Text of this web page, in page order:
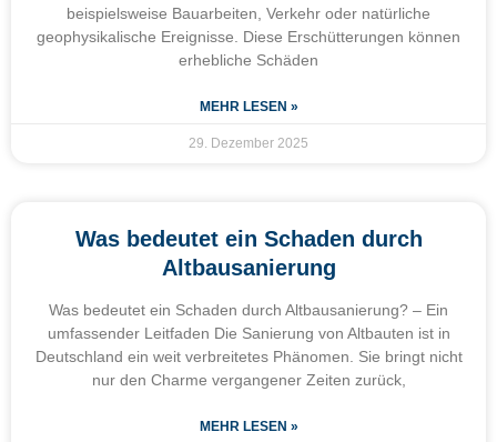
beispielsweise Bauarbeiten, Verkehr oder natürliche
geophysikalische Ereignisse. Diese Erschütterungen können
erhebliche Schäden
MEHR LESEN »
29. Dezember 2025
Was bedeutet ein Schaden durch
Altbausanierung
Was bedeutet ein Schaden durch Altbausanierung? – Ein
umfassender Leitfaden Die Sanierung von Altbauten ist in
Deutschland ein weit verbreitetes Phänomen. Sie bringt nicht
nur den Charme vergangener Zeiten zurück,
MEHR LESEN »